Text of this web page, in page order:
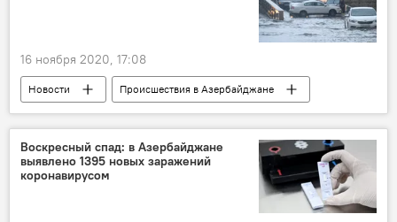
16 ноября 2020, 17:08
Новости
Происшествия в Азербайджане
ЖИЗНЬ
Экономика
Происшествия
ТЕХНОЛОГИИ
Баку
Наводнение
дождь
Воскресный спад: в Азербайджане
выявлено 1395 новых заражений
коронавирусом